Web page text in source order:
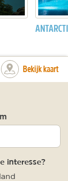
Bekijk kaart
interesse?